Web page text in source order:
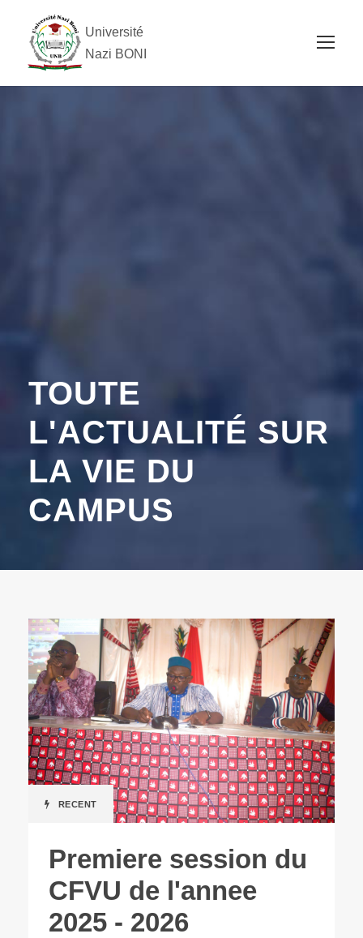
Université
Nazi BONI
TOUTE
L'ACTUALITÉ SUR
LA VIE DU
CAMPUS
RECENT
Premiere session du
CFVU de l'annee
2025 - 2026